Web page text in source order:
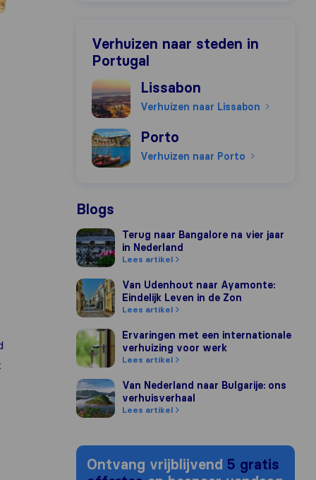
Verhuizen naar steden in
Portugal
Verhuizen naar Lissabon
Lissabon
Verhuizen naar Lissabon
Verhuizen naar Porto
Porto
Verhuizen naar Porto
Blogs
Terug naar Bangalore na vier jaar in
Terug naar Bangalore na vier jaar
in Nederland
Lees artikel
Van Udenhout naar Ayamonte: Eindelijk
Van Udenhout naar Ayamonte:
Eindelijk Leven in de Zon
Lees artikel
Ervaringen met een internationale
Ervaringen met een internationale
verhuizing voor werk
Lees artikel
Van Nederland naar Bulgarije: ons
Van Nederland naar Bulgarije: ons
verhuisverhaal
Lees artikel
Ontvang vrijblijvend 5 gratis